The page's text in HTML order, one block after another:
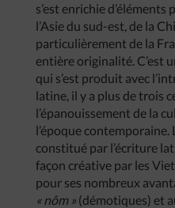
s’est enrichie
l’Asie du sud-est, de la
particulièrement de la
entière originalité. C’est
qui s’est produit avec
latine, il y a plus de trois
l’épanouissement de la
l’époque
constitué par l’écriture
façon créative par les
pour ses nombreux
« nôm » (démotiques) et